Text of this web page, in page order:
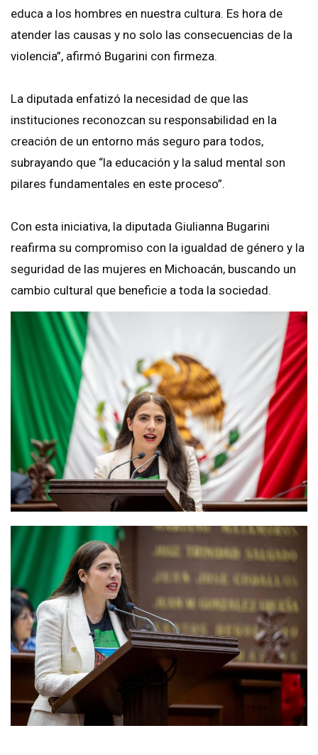
educa a los hombres en nuestra cultura. Es hora de
atender las causas y no solo las consecuencias de la
violencia”, afirmó Bugarini con firmeza.
La diputada enfatizó la necesidad de que las
instituciones reconozcan su responsabilidad en la
creación de un entorno más seguro para todos,
subrayando que “la educación y la salud mental son
pilares fundamentales en este proceso”.
Con esta iniciativa, la diputada Giulianna Bugarini
reafirma su compromiso con la igualdad de género y la
seguridad de las mujeres en Michoacán, buscando un
cambio cultural que beneficie a toda la sociedad.